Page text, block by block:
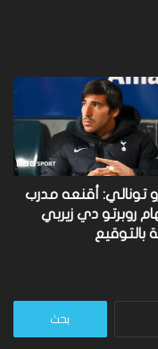
تونالي: أقنعه مدرب
روبرتو دي زيربي
بالتوقيع
البحث